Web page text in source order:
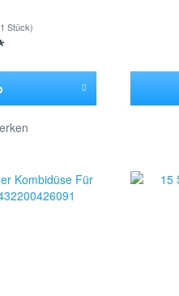
Stück)